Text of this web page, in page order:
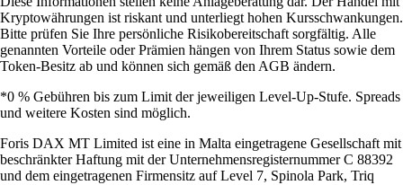
Kryptowährungen ist riskant und unterliegt hohen Kursschwankungen.
Bitte prüfen Sie Ihre persönliche Risikobereitschaft sorgfältig. Alle
genannten Vorteile oder Prämien hängen von Ihrem Status sowie dem
Token-Besitz ab und können sich gemäß den AGB ändern.
*0 % Gebühren bis zum Limit der jeweiligen Level-Up-Stufe. Spreads
und weitere Kosten sind möglich.
Foris DAX MT Limited ist eine in Malta eingetragene Gesellschaft mit
beschränkter Haftung mit der Unternehmensregisternummer C 88392
und dem eingetragenen Firmensitz auf Level 7, Spinola Park, Triq